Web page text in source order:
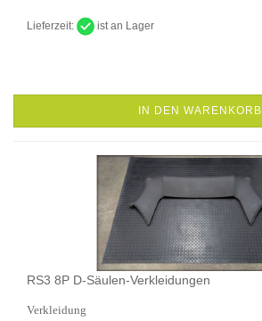
Lieferzeit: ist an Lager
IN DEN WARENKORB
RS3 8P D-Säulen-Verkleidungen
Verkleidung